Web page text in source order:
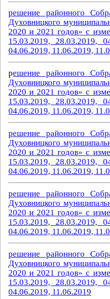
решение районного
Духовницкого
2020 и 2021 годов» с
15.03.2019, 28.03.2019,
04.06.2019, 11.06.2019,
решение районного
Духовницкого
2020 и 2021 годов» с
15.03.2019, 28.03.2019,
04.06.2019, 11.06.2019,
решение районного
Духовницкого
2020 и 2021 годов» с
15.03.2019, 28.03.2019,
04.06.2019, 11.06.2019,
решение районного
Духовницкого
2020 и 2021 годов» с
15.03.2019, 28.03.2019,
04.06.2019, 11.06.2019,
решение районного
Духовницкого
2020 и 2021 годов» с
15.03.2019, 28.03.2019,
04.06.2019, 11.06.2019